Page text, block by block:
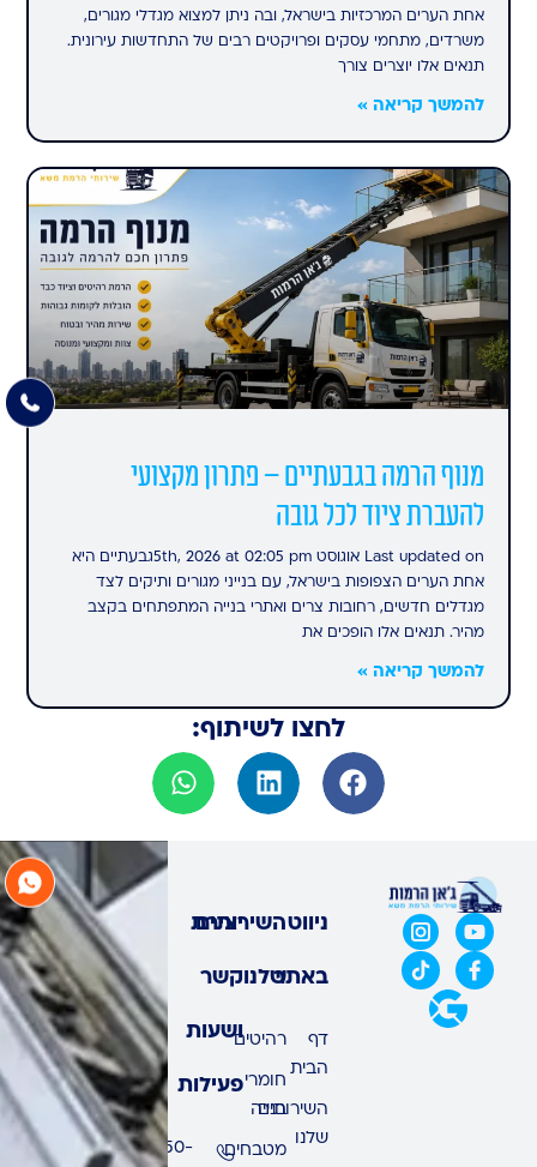
אחת הערים המרכזיות בישראל, ובה ניתן למצוא מגדלי מגורים,
משרדים, מתחמי עסקים ופרויקטים רבים של התחדשות עירונית.
תנאים אלו יוצרים צורך
להמשך קריאה »
מנוף הרמה בגבעתיים – פתרון מקצועי
להעברת ציוד לכל גובה
Last updated on אוגוסט 5th, 2026 at 02:05 pmגבעתיים היא
אחת הערים הצפופות בישראל, עם בנייני מגורים ותיקים לצד
מגדלים חדשים, רחובות צרים ואתרי בנייה המתפתחים בקצב
מהיר. תנאים אלו הופכים את
להמשך קריאה »
לחצו לשיתוף:
ניווט
באתר
דף
הבית
השירותים
שלנו
השירותים
שלנו
רהיטים
חומרי
בנייה
מטבחים
יצירת
קשר
ושעות
פעילות
050-